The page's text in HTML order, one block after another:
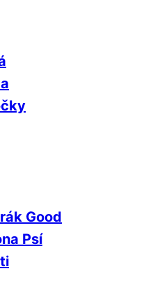
Good
Psí